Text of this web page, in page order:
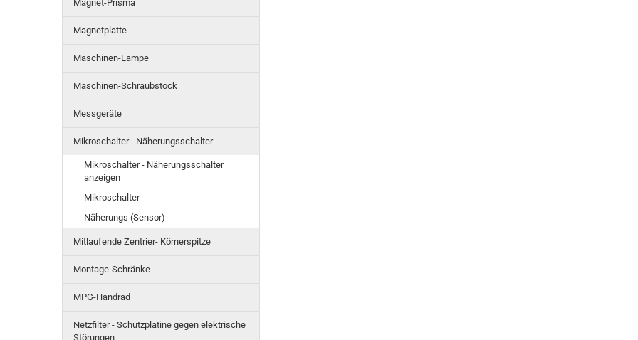
Magnet-Prisma
Magnetplatte
Maschinen-Lampe
Maschinen-Schraubstock
Messgeräte
Mikroschalter - Näherungsschalter
Mikroschalter - Näherungsschalter
anzeigen
Mikroschalter
Näherungs (Sensor)
Mitlaufende Zentrier- Körnerspitze
Montage-Schränke
MPG-Handrad
Netzfilter - Schutzplatine gegen elektrische
Störungen